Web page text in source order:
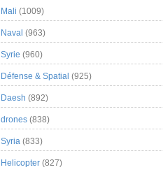
Mali (1009)
Naval (963)
Syrie (960)
Défense & Spatial (925)
Daesh (892)
drones (838)
Syria (833)
Helicopter (827)